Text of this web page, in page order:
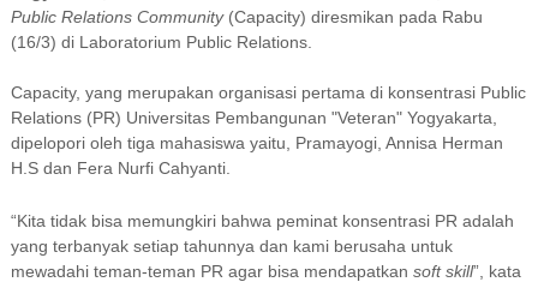
Public Relations Community(Capacity) diresmikan pada Rabu
(16/3) di Laboratorium Public Relations.
Capacity, yang merupakan organisasi pertama di konsentrasi Public
Relations (PR) Universitas Pembangunan "Veteran" Yogyakarta,
dipelopori oleh tiga mahasiswa yaitu, Pramayogi, Annisa Herman
H.S dan Fera Nurfi Cahyanti.
“Kita tidak bisa memungkiri bahwa peminat konsentrasi PR adalah
yang terbanyak setiap tahunnya dan kami berusaha untuk
mewadahi teman-teman PR agar bisa mendapatkan soft skill”, kata